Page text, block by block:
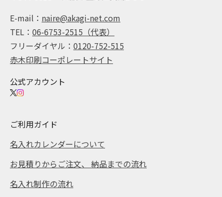
E-mail： naire@akagi-net.com
TEL： 06-6753-2515（代表）
フリーダイヤル： 0120-752-515
赤木印刷コーポレートサイト
公式アカウント
ご利用ガイド
名入れカレンダーについて
お見積りからご注文、 納品までの流れ
名入れ制作の流れ